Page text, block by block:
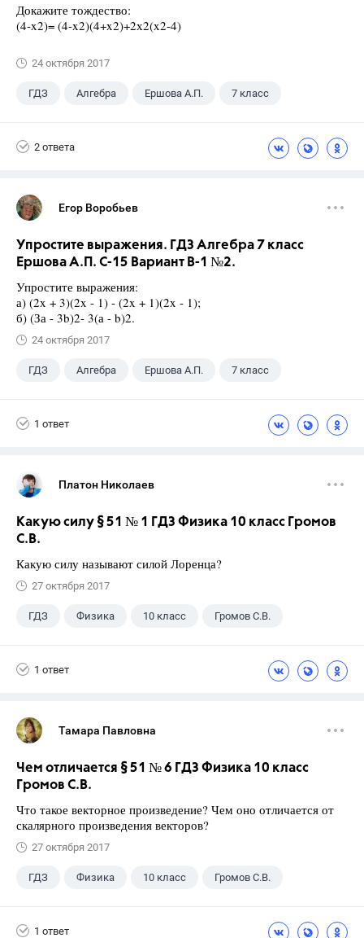
Докажите тождество:
(4-x2)= (4-x2)(4+x2)+2х2(x2-4)
24 октября 2017
ГДЗ Алгебра Ершова А.П. 7 класс
2 ответа
Егор Воробьев
Упростите выражения. ГДЗ Алгебра 7 класс
Ершова А.П. С-15 Вариант В-1 №2.
Упростите выражения:
а) (2x + 3)(2x - 1) - (2x + 1)(2x - 1);
б) (За - 3b)2- 3(а - b)2.
24 октября 2017
ГДЗ Алгебра Ершова А.П. 7 класс
1 ответ
Платон Николаев
Какую силу § 51 № 1 ГДЗ Физика 10 класс Громов
С.В.
Какую силу называют силой Лоренца?
27 октября 2017
ГДЗ Физика 10 класс Громов С.В.
1 ответ
Тамара Павловна
Чем отличается § 51 № 6 ГДЗ Физика 10 класс
Громов С.В.
Что такое векторное произведение? Чем оно отличается от
скалярного произведения векторов?
27 октября 2017
ГДЗ Физика 10 класс Громов С.В.
1 ответ